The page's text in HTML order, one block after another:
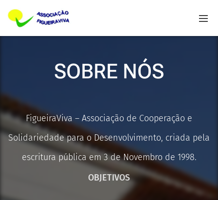
SOBRE NÓS
FigueiraViva – Associação de Cooperação e
Solidariedade para o Desenvolvimento, criada pela
escritura pública em 3 de Novembro de 1998.
OBJETIVOS